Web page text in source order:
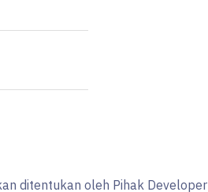
ditentukan oleh Pihak Developer